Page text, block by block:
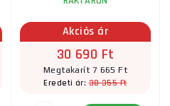
Akciós ár
30 690 Ft
Megtakarít 7 665 Ft
Eredeti ár:38 355 Ft